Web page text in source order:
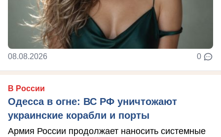
08.08.2026 0
В России
Одесса в огне: ВС РФ уничтожают
украинские корабли и порты
Армия России продолжает наносить системные